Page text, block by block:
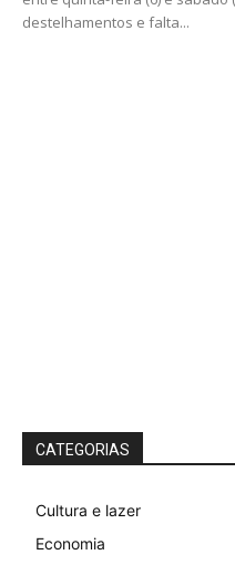
destelhamentos e falta...
CATEGORIAS
Cultura e lazer
Economia